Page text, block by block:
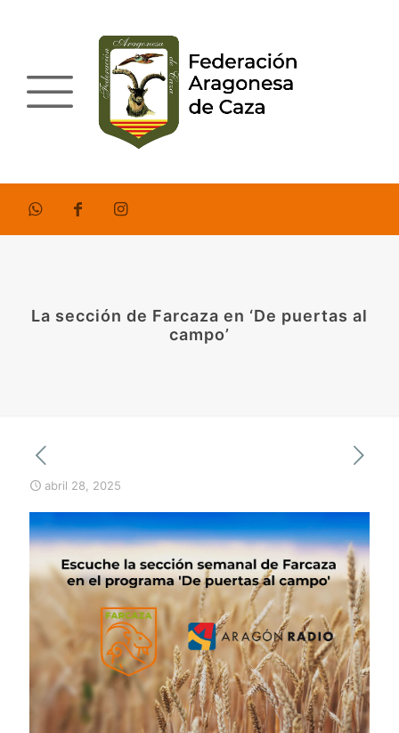
La sección de Farcaza en ‘De puertas al
campo’
abril 28, 2025